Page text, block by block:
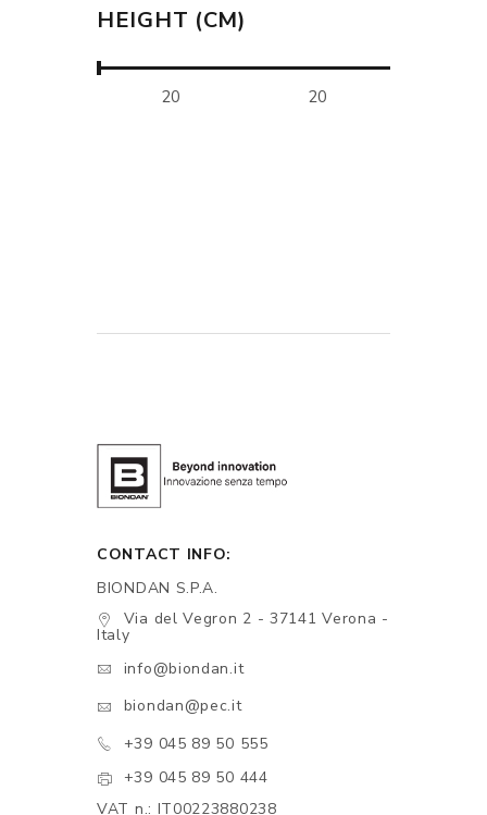
HEIGHT (CM)
CONTACT INFO:
BIONDAN S.P.A.
Via del Vegron 2 - 37141 Verona -
Italy
info@biondan.it
biondan@pec.it
+39 045 89 50 555
+39 045 89 50 444
VAT n.: IT00223880238